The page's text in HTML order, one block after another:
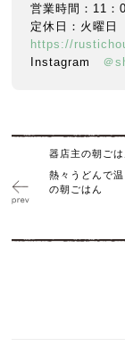
営業時間：11：
定休日：火曜日
https://
Instagram ＠
器店主の朝ごは
熱々うどんで
の朝ごはん